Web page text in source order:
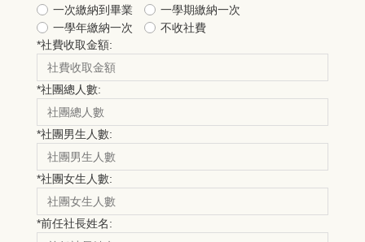
一次繳納到畢業
一學期繳納一次
一學年繳納一次
不收社費
*社費收取金額:
*社團總人數:
*社團男生人數:
*社團女生人數:
*前任社長姓名: